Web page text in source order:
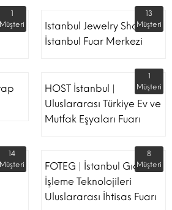
1
Müşteri
Istanbul Jewelry Show |
İstanbul Fuar Merkezi
13
Müşteri
HOST İstanbul |
Uluslararası Türkiye Ev ve
Mutfak Eşyaları Fuarı
1
Müşteri
14
Müşteri
FOTEG | İstanbul Gıda
İşleme Teknolojileri
Uluslararası İhtisas Fuarı
8
Müşteri